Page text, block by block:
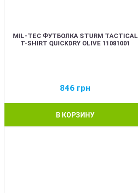
MIL-TEC ФУТБОЛКА STURM TACTICAL
T-SHIRT QUICKDRY OLIVE 11081001
846 грн
В КОРЗИНУ